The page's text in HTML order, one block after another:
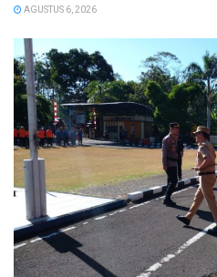
AGUSTUS 6, 2026